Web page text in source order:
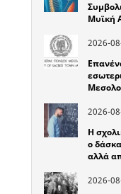
Μυϊκή
2026-
2026-
Η
ο
αλλά
2026-